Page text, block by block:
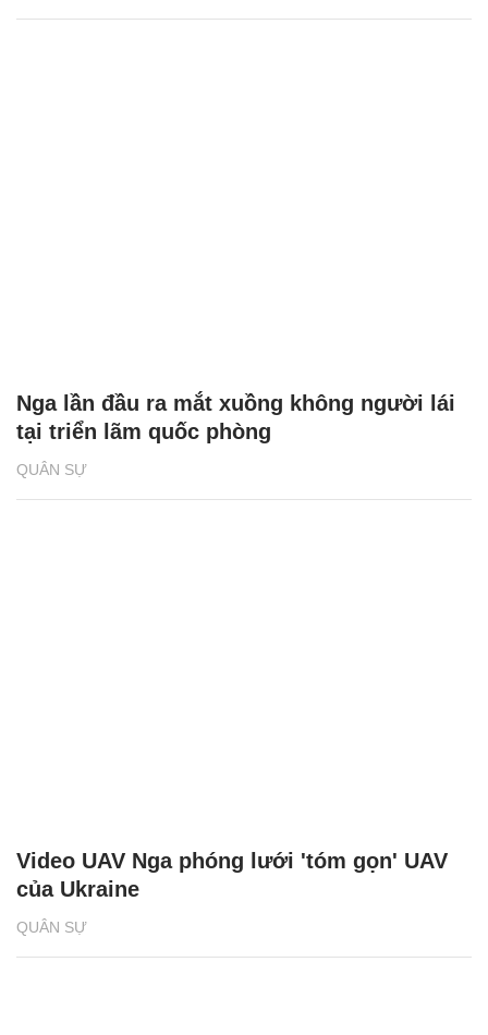
QUÂN SỰ
Nga lần đầu ra mắt xuồng không người lái
tại triển lãm quốc phòng
QUÂN SỰ
Video UAV Nga phóng lưới 'tóm gọn' UAV
của Ukraine